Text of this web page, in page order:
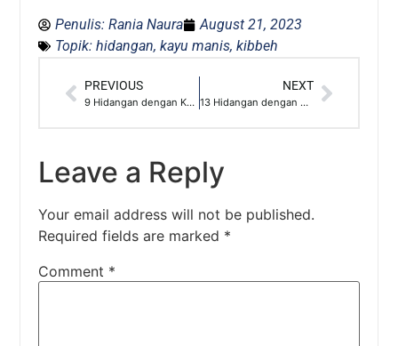
Penulis: Rania Naura
August 21, 2023
Topik: hidangan,kayu manis,kibbeh
PREVIOUS
9 Hidangan dengan Kapulaga
NEXT
13 Hidangan dengan Kunyit
Leave a Reply
Your email address will not be published.
Required fields are marked *
Comment *